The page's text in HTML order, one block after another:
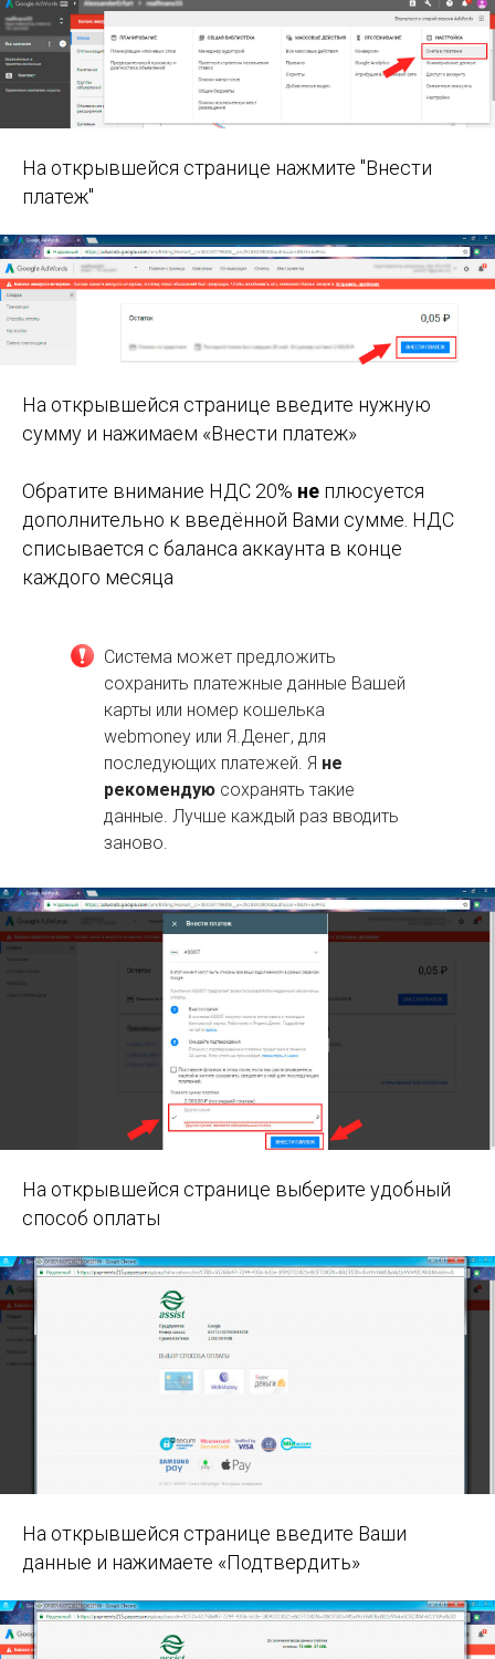
На открывшейся странице нажмите "Внести
платеж"
На открывшейся странице введите нужную
сумму и нажимаем «Внести платеж»
Обратите внимание НДС 20% не плюсуется
дополнительно к введённой Вами сумме. НДС
списывается с баланса аккаунта в конце
каждого месяца
Система может предложить
сохранить платежные данные Вашей
карты или номер кошелька
webmoney или Я.Денег, для
последующих платежей. Я не
рекомендую сохранять такие
данные. Лучше каждый раз вводить
заново.
На открывшейся странице выберите удобный
способ оплаты
На открывшейся странице введите Ваши
данные и нажимаете «Подтвердить»